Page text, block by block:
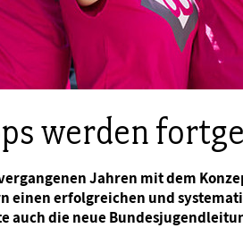
werden
Jahren mit dem
einen erfolgreichen und
auch die neue